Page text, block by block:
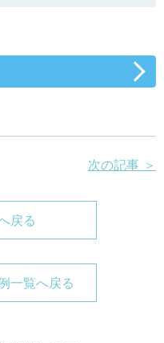
次の記事 ＞
戻る
一覧へ戻る